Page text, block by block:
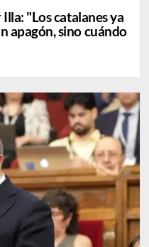
"Los catalanes ya
apagón, sino cuándo